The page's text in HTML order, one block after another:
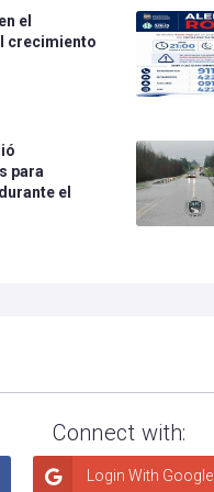
el
crecimiento
para
el
Connect with:
Login With Google